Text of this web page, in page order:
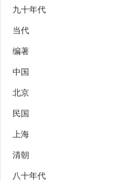
九十年代
当代
编著
中国
北京
民国
上海
清朝
八十年代